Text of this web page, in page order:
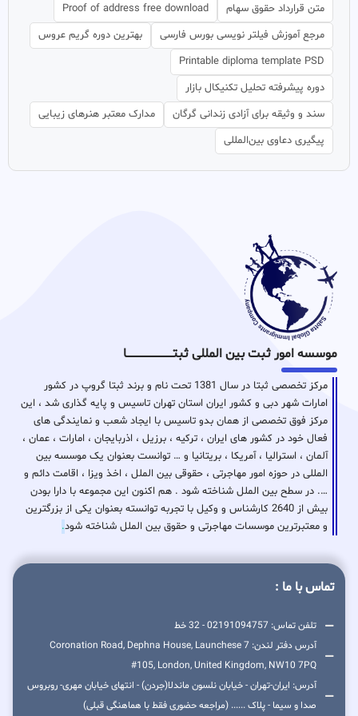
متن قرارداد حقوق سهام
Proof of address free download
مرجع آموزش فیلتر نویسی بورس فارسی
بهترین دوره گریم عروس
Printable diploma template PSD
دوره پیشرفته تحلیل تکنیکال بازار
سند و وثیقه برای آزادی زندانی گرگان
مدارک معتبر هنرهای زیبایی
پیگیری دعاوی بین‌المللی
موسسه امور ثبت بین المللی ثبتـــــــــــــــــــــــــــــا
مرکز تخصصی ثبتا در سال 1381 تحت نام و برند ثبتا گروپ در کشور
امارات شهر دبی و کشور ایران استان تهران تاسیس و پایه گذاری شد ، این
مرکز فوق تخصصی از همان بدو تاسیس با ایجاد شعب و نمایندگی های
فعال خود در کشور های ایران ، ترکیه ، برزیل ، اذربایجان ، امارات ، عمان ،
آلمان ، استرالیا ، آمریکا ، بریتانیا و … توانست بعنوان یک موسسه بین
المللی در حوزه امور مهاجرتی ، حقوقی بین الملل ، اخذ ویزا ، اقامت دائم و
…. در سطح بین الملل شناخته شود . هم اکنون این مجموعه با دارا بودن
بیش از 2640 کارشناس و وکیل با تجربه توانسته بعنوان یکی از بزرگترین
و معتبرترین موسسات مهاجرتی و حقوق بین الملل شناخته شود.
تماس با ما :
تلفن تماس: 02191094757 - 32 خط
آدرس دفتر لندن: 7 Coronation Road, Dephna House, Launchese
#105, London, United Kingdom, NW10 7PQ
آدرس: ایران-تهران - خیابان نلسون ماندلا(جردن) - انتهای خیابان مهری- روبروس
صدا و سیما - پلاک ...... (مراجعه حضوری فقط با هماهنگی قبلی)